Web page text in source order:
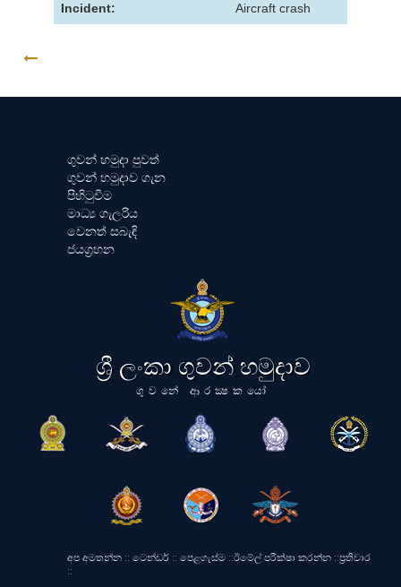
Incident: Aircraft crash
ගුවන් හමුදා පුවත්
ගුවන් හමුදාව ගැන
පිහිටුවීම
මාධ්‍ය ගැලරිය
වෙනත් සබැඳි
ජයග්‍රහන
ශ්‍රී ලංකා ගුවන් හමුදාව
ගුවනේ ආරක්‍ෂකයෝ
අප අමතන්න :: ටෙන්ඩර් :: පෙළගැස්ම ::ඊමේල් පරීක්ෂා කරන්න ::ප්‍රතිචාර
::